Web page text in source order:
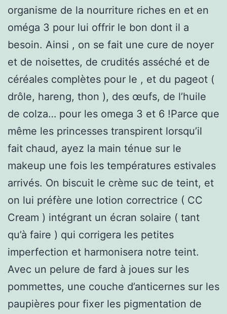
organisme de la nourriture riches en et en
oméga 3 pour lui offrir le bon dont il a
besoin. Ainsi , on se fait une cure de noyer
et de noisettes, de crudités asséché et de
céréales complètes pour le , et du pageot (
drôle, hareng, thon ), des œufs, de l’huile
de colza… pour les omega 3 et 6 !Parce que
même les princesses transpirent lorsqu’il
fait chaud, ayez la main ténue sur le
makeup une fois les températures estivales
arrivés. On biscuit le crème suc de teint, et
on lui préfère une lotion correctrice ( CC
Cream ) intégrant un écran solaire ( tant
qu’à faire ) qui corrigera les petites
imperfection et harmonisera notre teint.
Avec un pelure de fard à joues sur les
pommettes, une couche d’anticernes sur les
paupières pour fixer les pigmentation de